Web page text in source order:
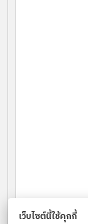
เว็บไซต์นี้ใช้คุกกี้